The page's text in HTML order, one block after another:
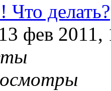
Что делать?
фев 2011,